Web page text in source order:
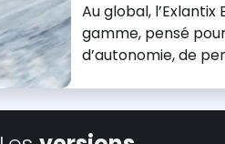
Au global,
gamme, pensé
d’autonomie, de